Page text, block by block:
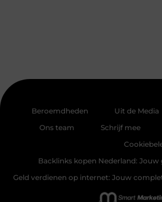
Beroemdheden Uit de Media
Ons team
Schrijf mee
Backlinks kopen Nederland:
Geld verdienen op internet: Jouw